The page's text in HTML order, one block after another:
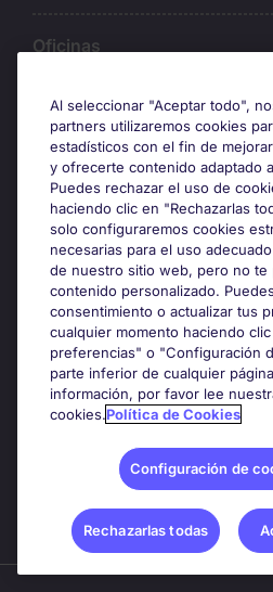
Oficinas
Sobre Michael Page
Premios y certificaciones
4.8
Al seleccionar "Aceptar todo",
partners utilizaremos cookies
estadísticos con el fin de
y ofrecerte contenido adaptado
Puedes rechazar el uso de
haciendo clic en "Rechazarlas
solo configuraremos cookies
necesarias para el uso
de nuestro sitio web, pero no te
contenido personalizado.
consentimiento o actualizar tus
cualquier momento haciendo
preferencias" o "Configuración
parte inferior de cualquier
información, por favor lee
cookies.Política de Cookies
Configuración de
Rechazarlas todas